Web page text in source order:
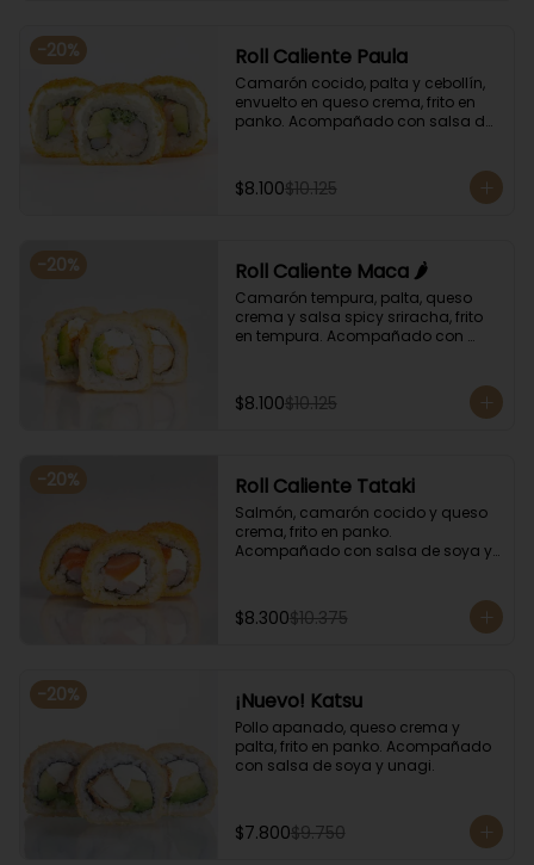
-20% Roll Caliente Paula
Camarón cocido, palta y cebollín,
envuelto en queso crema, frito en
panko. Acompañado con salsa de
$8.100$10.125
-20% Roll Caliente Maca 🌶️
Camarón tempura, palta, queso
crema y salsa spicy sriracha, frito
en tempura. Acompañado con
$8.100$10.125
-20% Roll Caliente Tataki
Salmón, camarón cocido y queso
crema, frito en panko.
Acompañado con salsa de soya y
$8.300$10.375
-20% ¡Nuevo! Katsu
Pollo apanado, queso crema y
palta, frito en panko. Acompañado
con salsa de soya y unagi.
$7.800$9.750